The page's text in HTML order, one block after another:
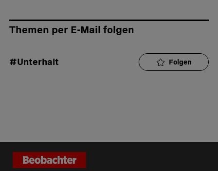
Themen per E-Mail folgen
#Unterhalt Folgen